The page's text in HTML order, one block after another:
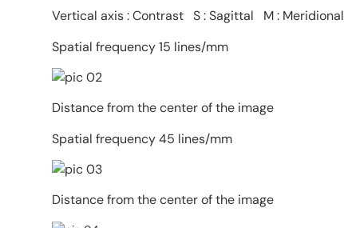
Vertical axis : Contrast S : Sagittal M : Meridional
Spatial frequency 15 lines/mm
Distance from the center of the image
Spatial frequency 45 lines/mm
Distance from the center of the image